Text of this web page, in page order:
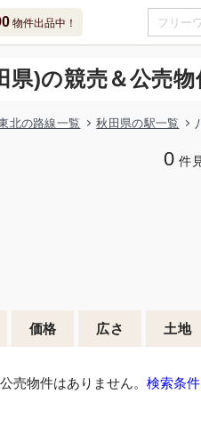
物件出品中！
県)の競売＆公売物
北の路線一覧 秋田県の駅一覧
0 件
価格 広さ 土地
売物件はありません。 検索条